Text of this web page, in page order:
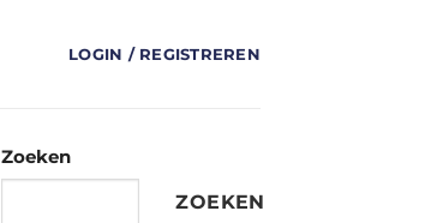
LOGIN / REGISTREREN
Zoeken
ZOEKEN